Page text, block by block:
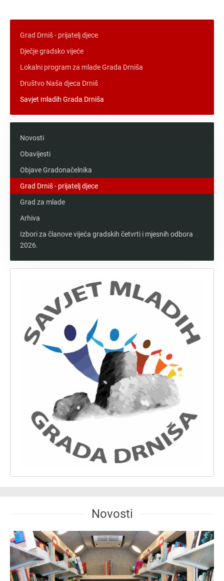
Grad Drniš - prijatelj djece
Dječje gradsko vijeće
Lokalni program za mlade Grada Drniša
Društvo Naša djeca Drniš
Savjet mladih Grada Drniša
Novosti
Obavijesti
Objave Gradonačelnika
Grad Drniš - prijatelj djece
Grad za mlade
Arhiva
Izbori za članove vijeća gradskih četvrti i mjesnih odbora
2026.
Novosti